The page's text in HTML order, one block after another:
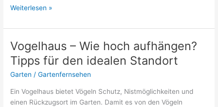
Vogelhaus
Wie
Tipps
für
saubere
Weiterlesen »
Vogelhaus – Wie hoch aufhängen?
Tipps für den idealen Standort
Garten /Gartenfernsehen
Ein Vogelhaus bietet Vögeln Schutz, Nistmöglichkeiten und
einen Rückzugsort im Garten. Damit es von den Vögeln